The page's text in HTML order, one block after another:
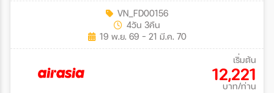
VN_FD00156
4วัน 3คืน
19 พ.ย. 69 - 21 มี.ค. 70
เริ่มต้น
12,221
บาท/ท่าน